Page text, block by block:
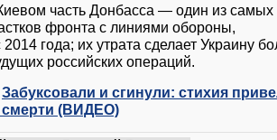
часть Донбасса — один из самых
фронта с линиями обороны,
года; их утрата сделает Украину
российских операций.
Забуксовали и сгинули: стихия
смерти (ВИДЕО)